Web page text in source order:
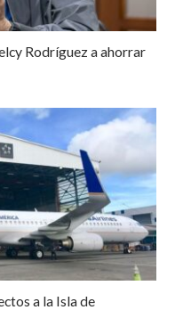
Rodríguez a ahorrar
a la Isla de